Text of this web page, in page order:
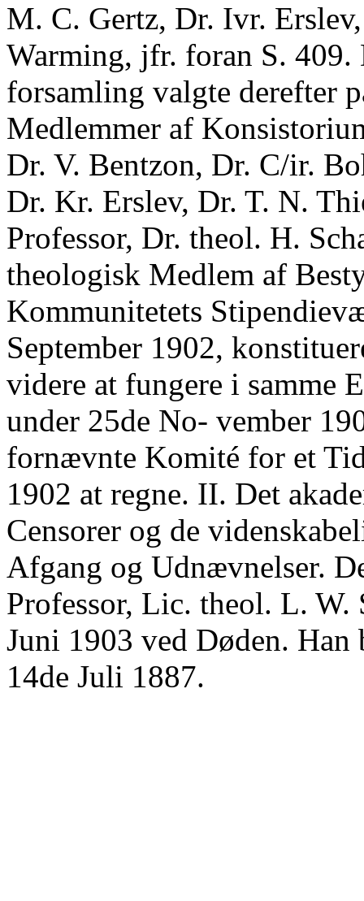
M. C. Gertz, Dr. Ivr.
Warming, jfr. foran S. 409.
forsamling valgte derefter
Medlemmer af
Dr. V. Bentzon, Dr. C/ir.
Dr. Kr. Erslev, Dr. T. N.
Professor, Dr. theol. H.
theologisk Medlem af
Kommunitetets
September 1902,
videre at fungere i samme
under 25de No- vember
fornævnte Komité for et
1902 at regne. II. Det
Censorer og de
Afgang og Udnævnelser.
Professor, Lic. theol. L. W.
Juni 1903 ved Døden.
14de Juli 1887.